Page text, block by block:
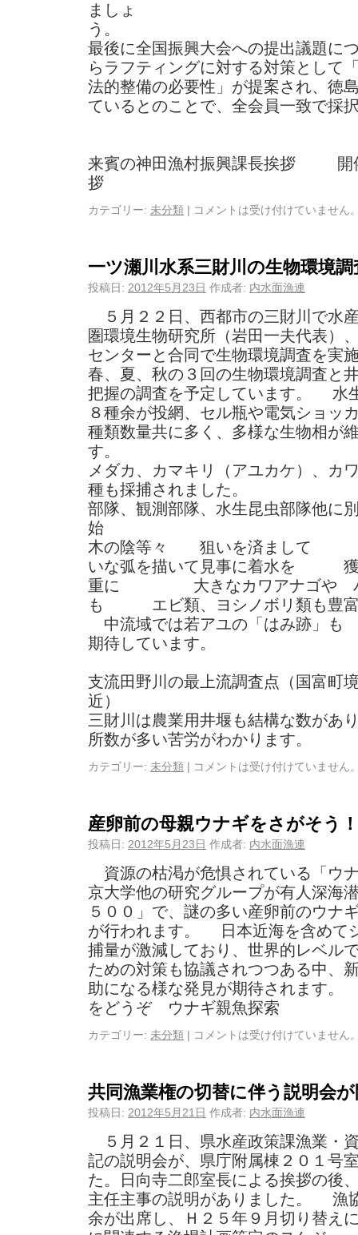
ましょ
最後に全国振興大会への提出議題に
らラフティングに対する対策として
法的整備の必要性」が提案され、徳
ているとのことで、全会員一致で採
来賓の神田漁村振興課長挨拶 開
拶
カテゴリー: 未分類 | コメントは受け付けていません
一ツ瀬川水系三財川の生物環境
投稿日: 2012年5月23日 作成者: 内水面漁連
５月２２日、西都市の三財川で水
圏環境生物研究所（岩田一夫代表）
センターと合同で生物環境調査を実
春、夏、秋の３回の生物環境調査と
把握の調査を予定しています。 水
８種余が投網、セル瓶や電気ショッ
種類数量共に多く、多様な生物相が
メダカ、カマキリ（アユカケ）、カ
種も採捕されました。
部隊、観測部隊、水生昆虫部隊他に
始 ヨシの根
木の陰等々 狙いを済まし
いな弧を描いて見事に着水を
重に 大きなカワアナゴや ハ
も エビ類、ヨシノボリ類
中流域では若アユの「はみ跡」
期待しています。
支流田野川の最上流調査点（国富町
近
三財川は農業用井堰も結構な数があ
所数が多い苦労がわかります。
カテゴリー: 未分類 | コメントは受け付けていません
産卵前の母親ウナギをさがそう！
投稿日: 2012年5月23日 作成者: 内水面漁連
資源の枯渇が危惧されている「ウ
京大学他の研究グループが有人深海
５００」で、謎の多い産卵前のウナ
が行われます。 日本近海を含めて
捕量が激減しており、世界的レベル
ための対策も協議されつつある中、
助になる様な発見が期待されます
をどうぞ ウナギ親魚探索
カテゴリー: 未分類 | コメントは受け付けていません
共同漁業権の切替に伴う説明会
投稿日: 2012年5月21日 作成者: 内水面漁連
５月２１日、県水産政策課漁業・
記の説明会が、県庁附属棟２０１号
た。日向寺二郎室長による挨拶の後
主任主事の説明がありました。 漁
余が出席し、Ｈ２５年９月切り替え